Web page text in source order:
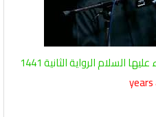
الرواية الثانية 1441